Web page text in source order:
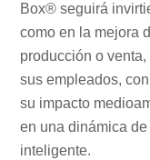
Box® seguirá
como en la mejora
producción o
sus empleados,
su impacto
en una dinámica
inteligente.